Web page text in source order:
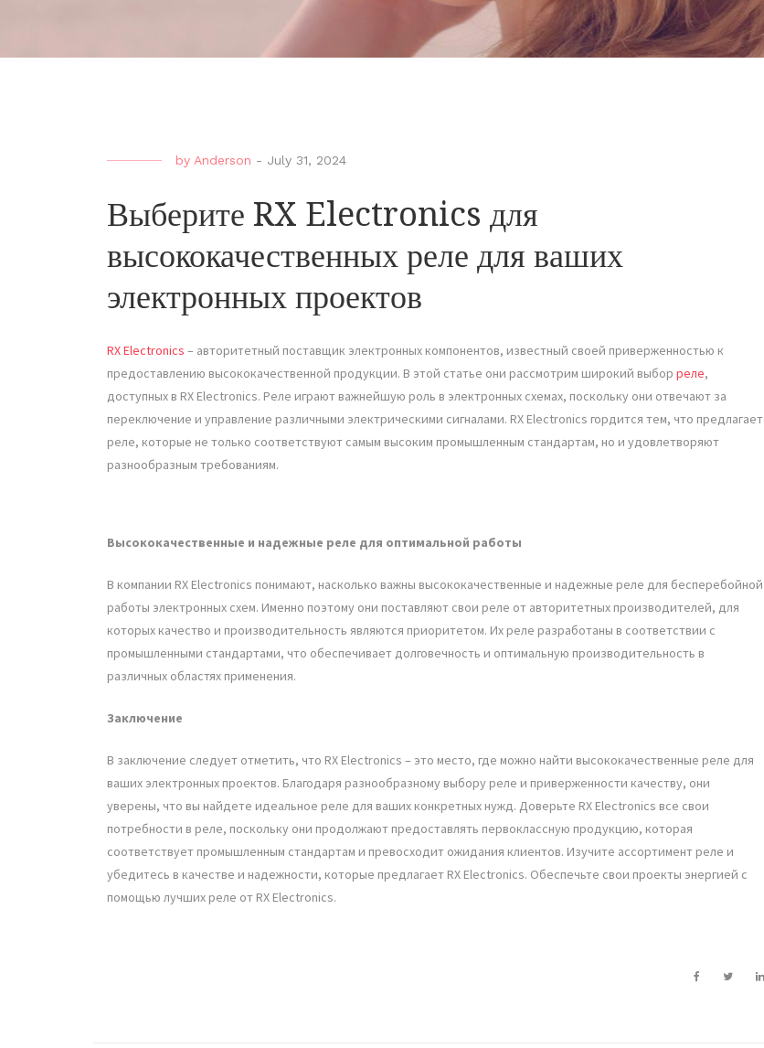
by Anderson - July 31, 2024
Выберите RX Electronics для
высококачественных реле для ваших
электронных проектов
RX Electronics – авторитетный поставщик электронных компонентов, известный своей приверженностью к
предоставлению высококачественной продукции. В этой статье они рассмотрим широкий выбор реле,
доступных в RX Electronics. Реле играют важнейшую роль в электронных схемах, поскольку они отвечают за
переключение и управление различными электрическими сигналами. RX Electronics гордится тем, что предлагает
реле, которые не только соответствуют самым высоким промышленным стандартам, но и удовлетворяют
разнообразным требованиям.
Высококачественные и надежные реле для оптимальной работы
В компании RX Electronics понимают, насколько важны высококачественные и надежные реле для бесперебойной
работы электронных схем. Именно поэтому они поставляют свои реле от авторитетных производителей, для
которых качество и производительность являются приоритетом. Их реле разработаны в соответствии с
промышленными стандартами, что обеспечивает долговечность и оптимальную производительность в
различных областях применения.
Заключение
В заключение следует отметить, что RX Electronics – это место, где можно найти высококачественные реле для
ваших электронных проектов. Благодаря разнообразному выбору реле и приверженности качеству, они
уверены, что вы найдете идеальное реле для ваших конкретных нужд. Доверьте RX Electronics все свои
потребности в реле, поскольку они продолжают предоставлять первоклассную продукцию, которая
соответствует промышленным стандартам и превосходит ожидания клиентов. Изучите ассортимент реле и
убедитесь в качестве и надежности, которые предлагает RX Electronics. Обеспечьте свои проекты энергией с
помощью лучших реле от RX Electronics.